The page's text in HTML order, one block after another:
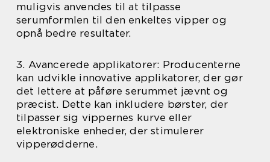
muligvis anvendes til at tilpasse
serumformlen til den enkeltes vipper og
opnå bedre resultater.
3. Avancerede applikatorer: Producenterne
kan udvikle innovative applikatorer, der gør
det lettere at påføre serummet jævnt og
præcist. Dette kan inkludere børster, der
tilpasser sig vippernes kurve eller
elektroniske enheder, der stimulerer
vipperødderne.